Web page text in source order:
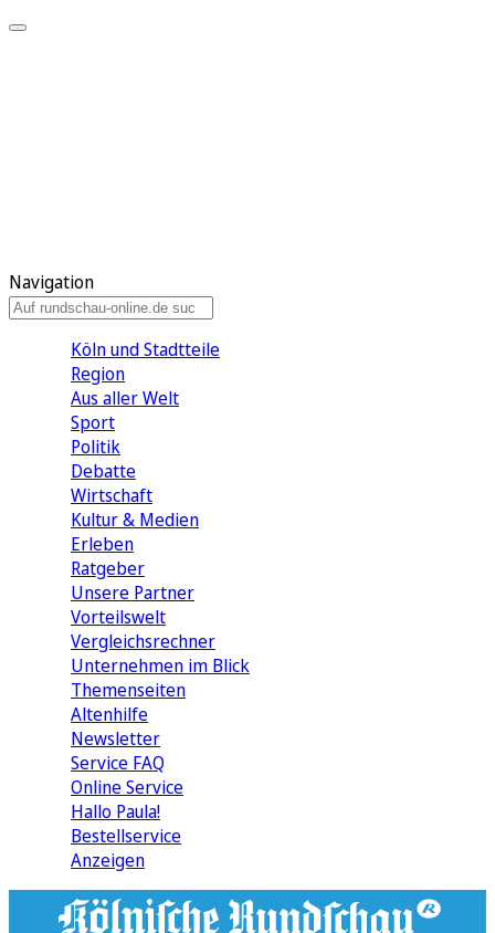
Navigation
Köln und Stadtteile
Region
Aus aller Welt
Sport
Politik
Debatte
Wirtschaft
Kultur & Medien
Erleben
Ratgeber
Unsere Partner
Vorteilswelt
Vergleichsrechner
Unternehmen im Blick
Themenseiten
Altenhilfe
Newsletter
Service FAQ
Online Service
Hallo Paula!
Bestellservice
Anzeigen